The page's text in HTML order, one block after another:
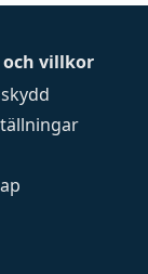
villkor